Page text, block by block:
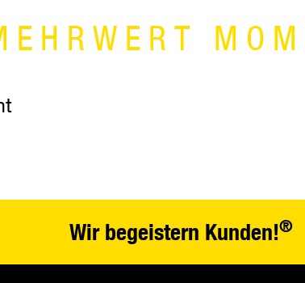
Wir begeistern Kunden!®